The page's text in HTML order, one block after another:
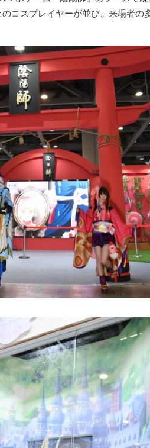
コスプレイヤーが並び、来場者の